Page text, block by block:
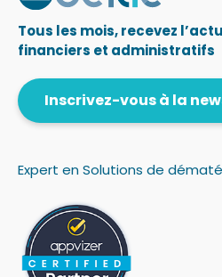
Tous les mois, recevez
financiers et administratifs
Inscrivez-vous à la
Expert en Solutions de